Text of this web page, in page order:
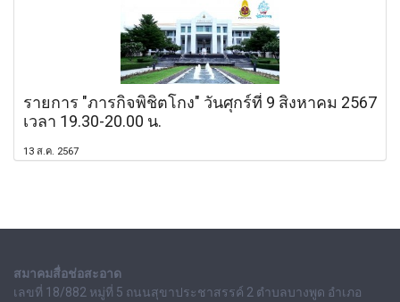
รายการ "ภารกิจพิชิตโกง" วันศุกร์ที่ 9 สิงหาคม 2567
เวลา 19.30-20.00 น.
13 ส.ค. 2567
สมาคมสื่อช่อสะอาด
เลขที่ 18/882 หมู่ที่ 5 ถนนสุขาประชาสรรค์ 2 ตำบลบางพูด อำเภอ